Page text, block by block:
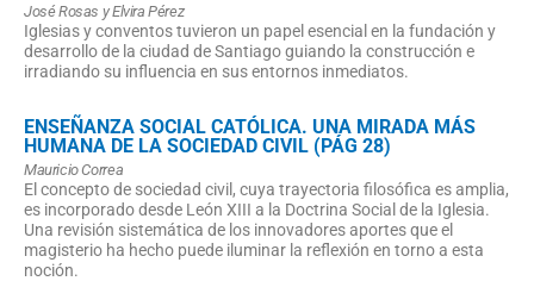
José Rosas y Elvira Pérez
Iglesias y conventos tuvieron un papel esencial en la fundación y
desarrollo de la ciudad de Santiago guiando la construcción e
irradiando su influencia en sus entornos inmediatos.
ENSEÑANZA SOCIAL CATÓLICA. UNA MIRADA MÁS
HUMANA DE LA SOCIEDAD CIVIL (PÁG 28)
Mauricio Correa
El concepto de sociedad civil, cuya trayectoria filosófica es amplia,
es incorporado desde León XIII a la Doctrina Social de la Iglesia.
Una revisión sistemática de los innovadores aportes que el
magisterio ha hecho puede iluminar la reflexión en torno a esta
noción.